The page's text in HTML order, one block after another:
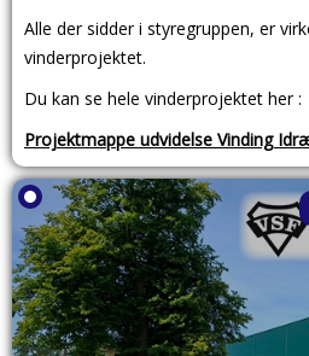
Alle der sidder i styregruppen, er
vinderprojektet.
Du kan se hele vinderprojektet her :
Projektmappe udvidelse Vinding